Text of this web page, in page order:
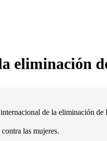
eliminación
las mujeres.